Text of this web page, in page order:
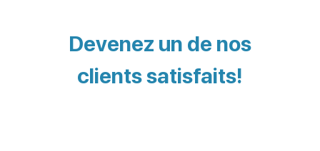
Devenez un de nos
clients satisfaits!